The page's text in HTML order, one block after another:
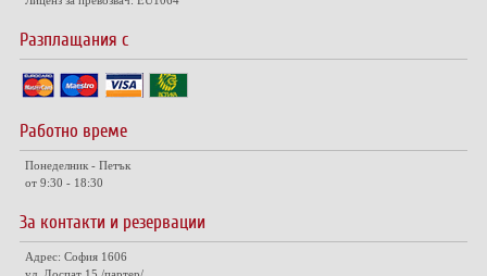
Разплащания с
Работно време
Понеделник - Петък
от 9:30 - 18:30
За контакти и резервации
Адрес: София 1606